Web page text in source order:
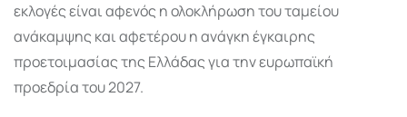
εκλογές είναι αφενός η ολοκλήρωση του ταμείου
ανάκαμψης και αφετέρου η ανάγκη έγκαιρης
προετοιμασίας της Ελλάδας για την ευρωπαϊκή
προεδρία του 2027.